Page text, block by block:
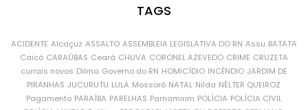
TAGS
ACIDENTE Alcaçuz ASSALTO ASSEMBLEIA LEGISLATIVA DO RN Assu BATATA
Caicó CARAÚBAS Ceará CHUVA CORONEL AZEVEDO CRIME CRUZETA
currais novos Dilma Governo do RN HOMICÍDIO INCÊNDIO JARDIM DE
PIRANHAS JUCURUTU LULA Mossoró NATAL Nilda NÉLTER QUEIROZ
Pagamento PARAÍBA PARELHAS Parnamirim POLÍCIA POLÍCIA CIVIL